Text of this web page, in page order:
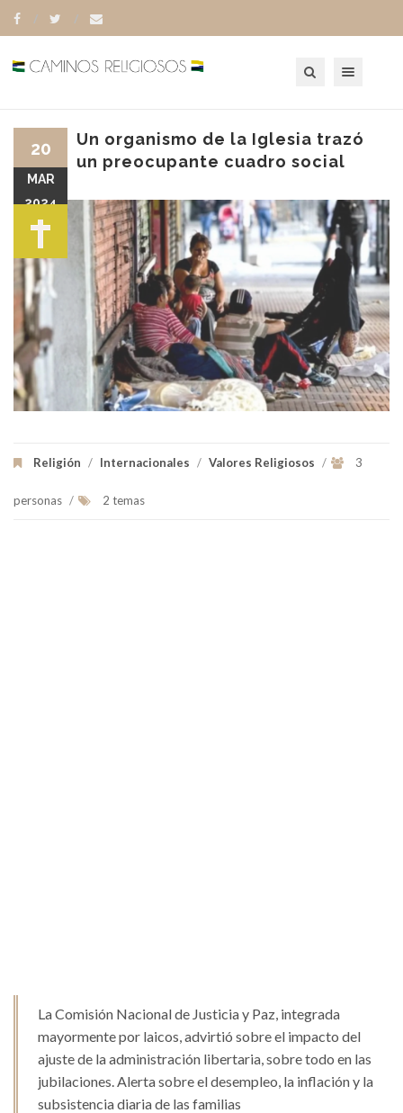
Un organismo de la Iglesia trazó
un preocupante cuadro social
Religión / Internacionales / Valores Religiosos / 3
personas / 2 temas
20
MAR
2024
La Comisión Nacional de Justicia y Paz, integrada
mayormente por laicos, advirtió sobre el impacto del
ajuste de la administración libertaria, sobre todo en las
jubilaciones. Alerta sobre el desempleo, la inflación y la
subsistencia diaria de las familias